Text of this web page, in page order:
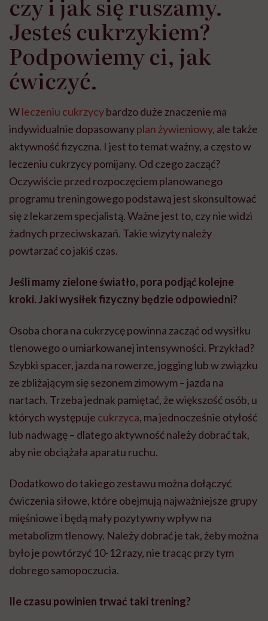
czy i jak się ruszamy.
Jesteś cukrzykiem?
Podpowiemy ci, jak
ćwiczyć.
Wleczeniu cukrzycybardzo duże znaczenie ma
indywidualnie dopasowanyplan żywieniowy, ale także
aktywność fizyczna. I jest to temat ważny, a często w
leczeniu cukrzycy pomijany. Od czego zacząć?
Oczywiście przed rozpoczęciem planowanego
programu treningowego podstawą jest skonsultować
się z lekarzem specjalistą. Ważne jest to, czy nie widzi
żadnych przeciwskazań. Takie wizyty należy
powtarzać co jakiś czas.
Jeśli mamy zielone światło, pora podjąć kolejne
kroki. Jaki wysiłek fizyczny będzie odpowiedni?
Osoba chora na cukrzycę powinna zacząć od wysiłku
tlenowego o umiarkowanej intensywności. Przykład?
Szybki spacer, jazda na rowerze, jogging lub w związku
ze zbliżającym się sezonem zimowym – jazda na
nartach. Trzeba jednak pamiętać, że większość osób, u
których występuje cukrzyca, ma jednocześnie otyłość
lub nadwagę – dlatego aktywność należy dobrać tak,
aby nie obciążała aparatu ruchu.
Dodatkowo do takiego zestawu można dołączyć
ćwiczenia siłowe, które obejmują najważniejsze grupy
mięśniowe i będą mały pozytywny wpływ na
metabolizm tlenowy. Należy dobrać je tak, żeby można
było je powtórzyć 10-12 razy, nie tracąc przy tym
dobrego samopoczucia.
Ile czasu powinien trwać taki trening?